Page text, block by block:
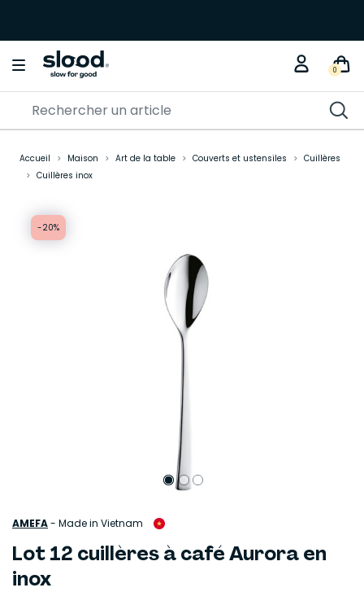
0
Accueil Maison Art de la table Couverts et ustensiles
Cuillères
Cuillères inox
-20%
AMEFA- Made in Vietnam
Lot 12 cuillères à café Aurora en
inox